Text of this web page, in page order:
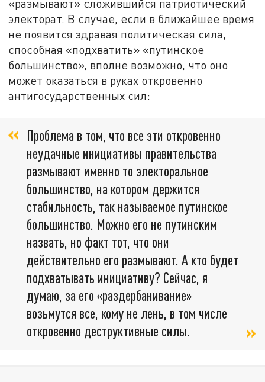
«размывают» сложившийся патриотический
электорат. В случае, если в ближайшее время
не появится здравая политическая сила,
способная «подхватить» «путинское
большинство», вполне возможно, что оно
может оказаться в руках откровенно
антигосударственных сил:
Проблема в том, что все эти откровенно
неудачные инициативы правительства
размывают именно то электоральное
большинство, на котором держится
стабильность, так называемое путинское
большинство. Можно его не путинским
назвать, но факт тот, что они
действительно его размывают. А кто будет
подхватывать инициативу? Сейчас, я
думаю, за его «раздербанивание»
возьмутся все, кому не лень, в том числе
откровенно деструктивные силы.